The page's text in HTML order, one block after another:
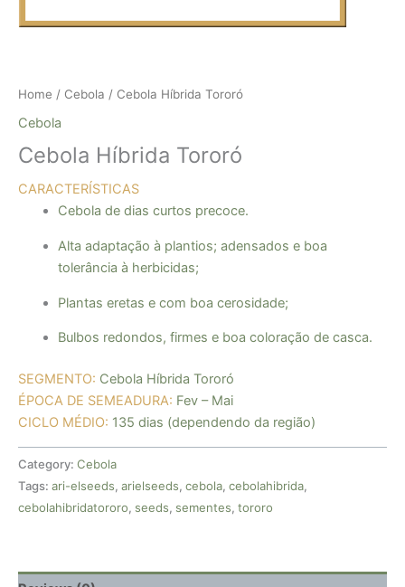
Home / Cebola / Cebola Híbrida Tororó
Cebola
Cebola Híbrida Tororó
CARACTERÍSTICAS
Cebola de dias curtos precoce.
Alta adaptação à plantios; adensados e boa
tolerância à herbicidas;
Plantas eretas e com boa cerosidade;
Bulbos redondos, firmes e boa coloração de casca.
SEGMENTO: Cebola Híbrida Tororó
ÉPOCA DE SEMEADURA: Fev – Mai
CICLO MÉDIO: 135 dias (dependendo da região)
Category: Cebola
Tags: ari-elseeds, arielseeds, cebola, cebolahibrida,
cebolahibridatororo, seeds, sementes, tororo